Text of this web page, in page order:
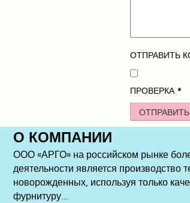
ОТПРАВИТЬ
ПРОВЕРКА*
ОТПРАВИТЬ
О КОМПАНИИ
ООО «АРГО» на российском рынке
деятельности является производство
новорожденных, используя только
фурнитуру...